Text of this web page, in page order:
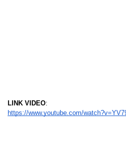
LINK VIDEO:
https://www.youtube.com/